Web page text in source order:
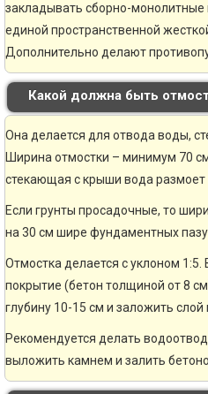
закладывать сборно-
единой пространственной
Дополнительно делают
Какой должна быть
Она делается для отвода воды,
Ширина отмостки – минимум 70
стекающая с крыши вода размоет
Если грунты просадочные, то
на 30 см шире фундаментных
Отмостка делается с уклоном
покрытие (бетон толщиной от 8
глубину 10-15 см и заложить
Рекомендуется делать
выложить камнем и залить